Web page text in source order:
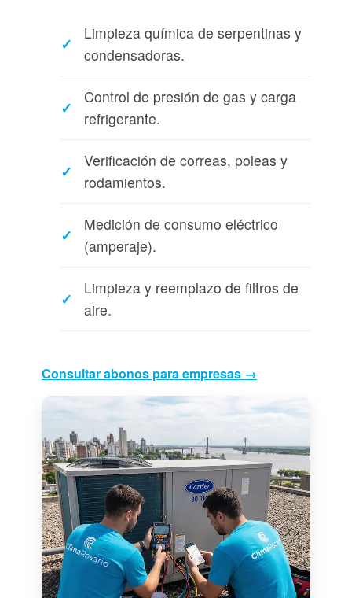
Limpieza química de serpentinas y
condensadoras.
Control de presión de gas y carga
refrigerante.
Verificación de correas, poleas y
rodamientos.
Medición de consumo eléctrico
(amperaje).
Limpieza y reemplazo de filtros de
aire.
Consultar abonos para empresas →